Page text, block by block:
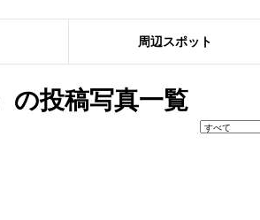
周辺 スポット
の投稿写真一覧